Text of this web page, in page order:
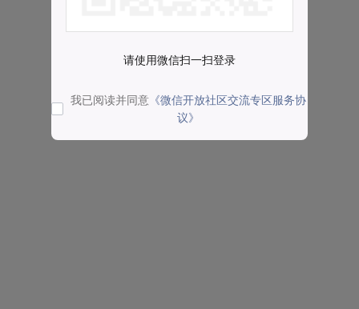
请使用微信扫一扫登录
我已阅读并同意 《微信开放社区交流专区服务协
议》